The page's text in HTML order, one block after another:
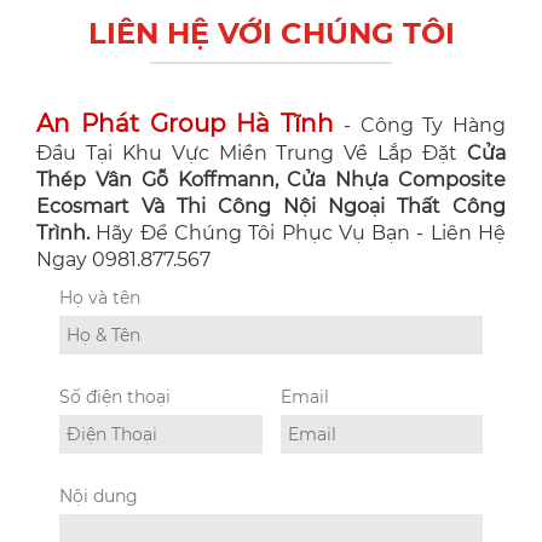
LIÊN HỆ VỚI CHÚNG TÔI
An Phát Group Hà Tĩnh - Công Ty Hàng
Đầu Tại Khu Vực Miền Trung Về Lắp Đặt Cửa
Thép Vân Gỗ Koffmann, Cửa Nhựa Composite
Ecosmart Và Thi Công Nội Ngoại Thất Công
Trình. Hãy Để Chúng Tôi Phục Vụ Bạn - Liên Hệ
Ngay 0981.877.567
Họ và tên
Số điện thoại Email
Nội dung